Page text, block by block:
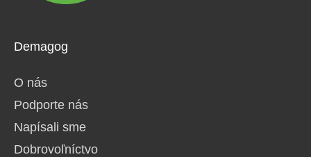
Demagog
O nás
Podporte nás
Napísali sme
Dobrovoľníctvo